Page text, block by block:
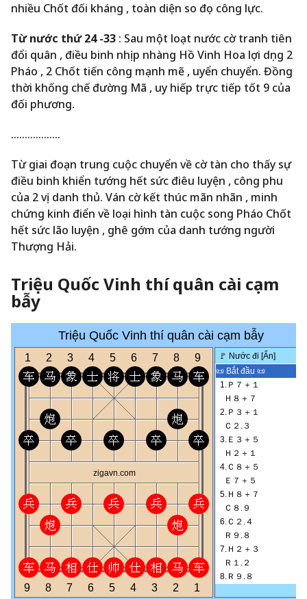
nhiều Chốt đối kháng , toàn diện so đọ công lực.
Từ nước thứ 24 -33 : Sau một loạt nước cờ tranh tiên
đổi quân , điều binh nhịp nhàng Hồ Vinh Hoa lợi dụng 2
Pháo , 2 Chốt tiến công mạnh mẽ , uyển chuyển. Đồng
thời khống chế đường Mã , uy hiếp trực tiếp tốt 9 của
đối phương.
………………
Từ giai đoạn trung cuộc chuyển về cờ tàn cho thấy sự
điều binh khiển tướng hết sức điêu luyện , công phu
của 2 vị danh thủ. Ván cờ kết thúc mãn nhãn , minh
chứng kinh điển về loại hình tàn cuộc song Pháo Chốt
hết sức lão luyện , ghê gớm của danh tướng người
Thượng Hải.
Triệu Quốc Vinh thí quân cài cạm
bẫy